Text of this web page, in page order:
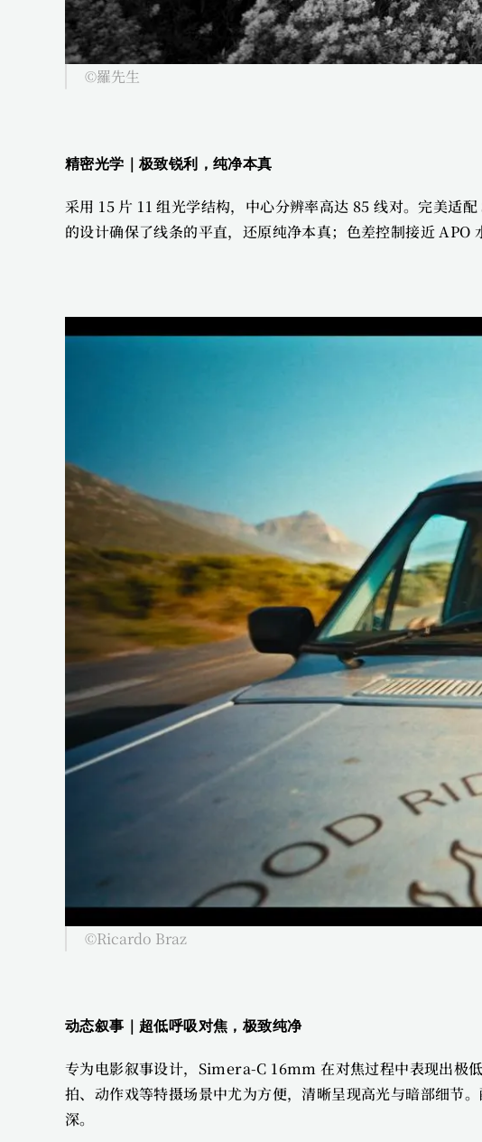
©羅先生
精密光学｜极致锐利，纯净本真
采用 15 片 11 组光学结构，中心分辨率高达 85 线对。完美
的设计确保了线条的平直，还原纯净本真；色差控制接近 APO
©Ricardo Braz
动态叙事｜超低呼吸对焦，极致纯净
专为电影叙事设计，Simera-C 16mm 在对焦过程中表现出极
拍、动作戏等特摄场景中尤为方便，清晰呈现高光与暗部细节
深。